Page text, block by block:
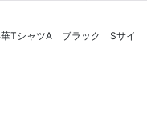
華TシャツA ブラック Sサイ